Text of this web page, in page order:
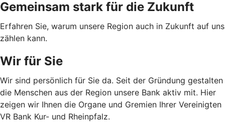
Gemeinsam stark für die Zukunft
Erfahren Sie, warum unsere Region auch in Zukunft auf uns
zählen kann.
Wir für Sie
Wir sind persönlich für Sie da. Seit der Gründung gestalten
die Menschen aus der Region unsere Bank aktiv mit. Hier
zeigen wir Ihnen die Organe und Gremien Ihrer Vereinigten
VR Bank Kur- und Rheinpfalz.